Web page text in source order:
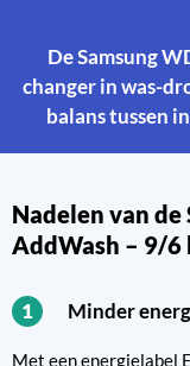
De Samsung WD90T754ABT AddWash, de game
changer in was-
balans tussen
Nadelen van de Samsung WD90T754ABT
AddWash – 9/6
1 Minder
Met een energielabel